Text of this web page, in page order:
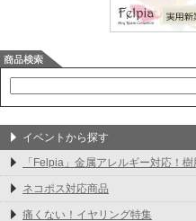
イベントから探す
「Felpia」金属アレルギー対応！
ネコポス対応商品
痛くない！イヤリング特集